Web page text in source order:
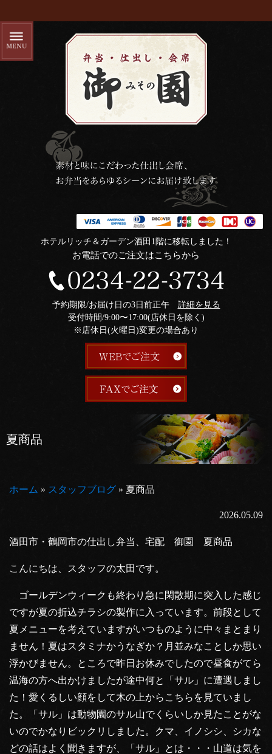
ホテルリッチ＆ガーデン酒田1階に移転しました！
お電話でのご注文はこちらから
予約期限/お届け日の3日前正午 詳細を見る
受付時間/9:00〜17:00(店休日を除く)
※店休日(火曜日)変更の場合あり
夏商品
ホーム » スタッフブログ » 夏商品
2026.05.09
酒田市・鶴岡市の仕出し弁当、宅配 御園 夏商品
こんにちは、スタッフの太田です。
ゴールデンウィークも終わり急に閑散期に突入した感じ
ですが夏の折込チラシの製作に入っています。前段として
夏メニューを考えていますがいつものように中々まとまり
ません！夏はスタミナかうなぎか？月並みなことしか思い
浮かびません。ところで昨日お休みでしたので昼食がてら
温海の方へ出かけましたが途中何と「サル」に遭遇しまし
た！愛くるしい顔をして木の上からこちらを見ていまし
た。「サル」は動物園のサル山でくらいしか見たことがな
いのでかなりビックリしました。クマ、イノシシ、シカな
どの話はよく聞きますが、「サル」とは・・・山道は気を